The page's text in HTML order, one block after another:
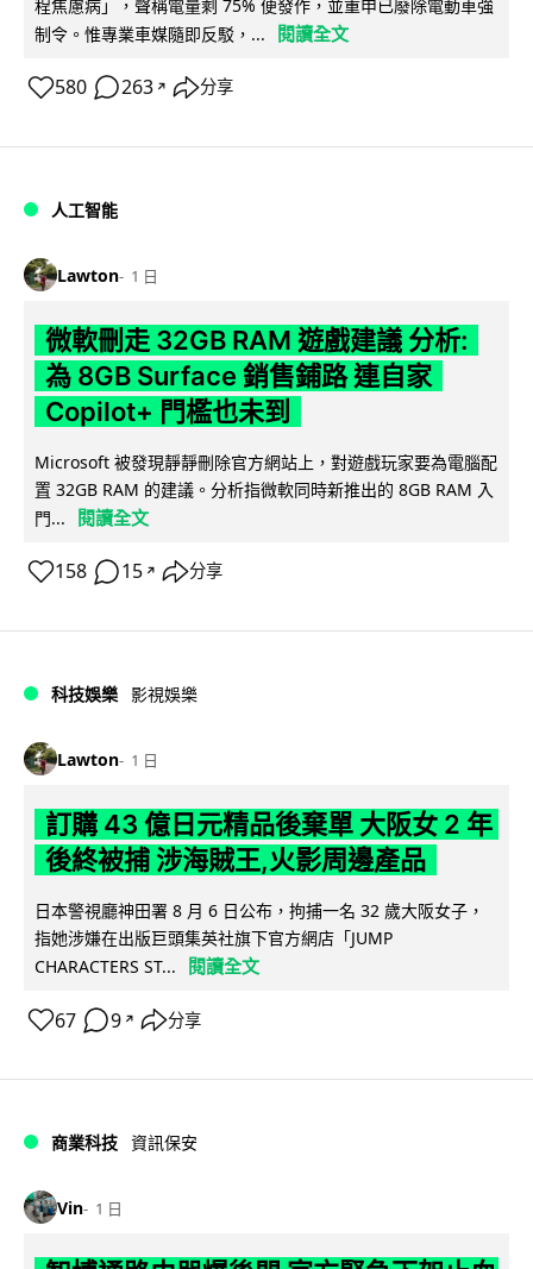
程焦慮病」，聲稱電量剩 75% 便發作，並重申已廢除電動車強
制令。惟專業車媒隨即反駁，...
閱讀全文
580 263 ↗ 分享
人工智能
Lawton 1 日
微軟刪走 32GB RAM 遊戲建議 分析:
為 8GB Surface 銷售鋪路 連自家
Copilot+ 門檻也未到
Microsoft 被發現靜靜刪除官方網站上，對遊戲玩家要為電腦配
置 32GB RAM 的建議。分析指微軟同時新推出的 8GB RAM 入
門...
閱讀全文
158 15 ↗ 分享
科技娛樂 影視娛樂
Lawton 1 日
訂購 43 億日元精品後棄單 大阪女 2 年
後終被捕 涉海賊王,火影周邊產品
日本警視廳神田署 8 月 6 日公布，拘捕一名 32 歲大阪女子，
指她涉嫌在出版巨頭集英社旗下官方網店「JUMP
CHARACTERS ST...
閱讀全文
67 9 ↗ 分享
商業科技 資訊保安
Vin 1 日